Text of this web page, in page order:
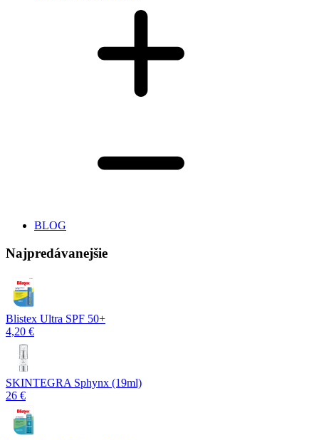
BLOG
Najpredávanejšie
Blistex Ultra SPF 50+
4,20 €
SKINTEGRA Sphynx (19ml)
26 €